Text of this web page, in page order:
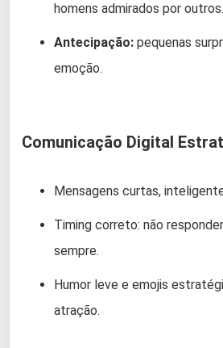
homens admirados por outros.
Antecipação: pequenas
emoção.
Comunicação Digital
Mensagens curtas,
Timing correto: não
sempre.
Humor leve e emojis
atração.